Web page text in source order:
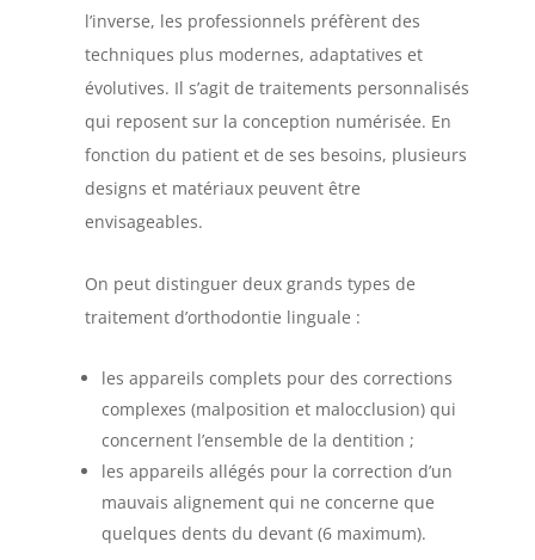
l’inverse, les professionnels préfèrent des
techniques plus modernes, adaptatives et
évolutives. Il s’agit de traitements personnalisés
qui reposent sur la conception numérisée. En
fonction du patient et de ses besoins, plusieurs
designs et matériaux peuvent être
envisageables.
On peut distinguer deux grands types de
traitement d’orthodontie linguale :
les appareils complets pour des corrections
complexes (malposition et malocclusion) qui
concernent l’ensemble de la dentition ;
les appareils allégés pour la correction d’un
mauvais alignement qui ne concerne que
quelques dents du devant (6 maximum).